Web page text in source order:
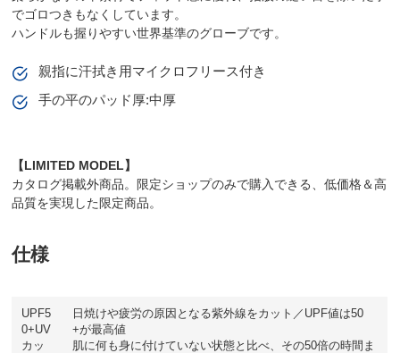
でゴロつきもなくしています。
ハンドルも握りやすい世界基準のグローブです。
親指に汗拭き用マイクロフリース付き
手の平のパッド厚:中厚
【LIMITED MODEL】
カタログ掲載外商品。限定ショップのみで購入できる、低価格＆高
品質を実現した限定商品。
仕様
UPF5
0+UV
カッ
日焼けや疲労の原因となる紫外線をカット／UPF値は50
+が最高値
肌に何も身に付けていない状態と比べ、その50倍の時間ま